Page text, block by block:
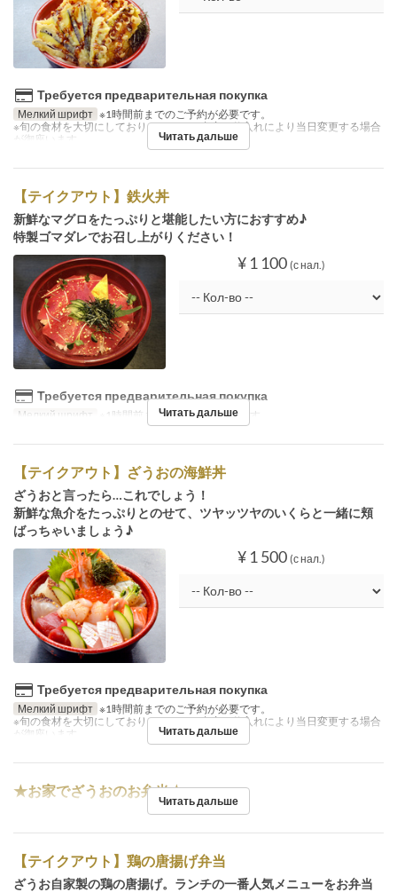
Требуется предварительная покупка
Мелкий шрифт ※1時間前までのご予約が必要です。
※旬の食材を大切にしておりますので、内容は仕入れにより当日変更する場合
が御座います。
Читать дальше
【テイクアウト】鉄火丼
新鮮なマグロをたっぷりと堪能したい方におすすめ♪
特製ゴマダレでお召し上がりください！
¥ 1 100 (с нал.)
Требуется предварительная покупка
Мелкий шрифт ※1時間前までのご予約が必要です。
Читать дальше
【テイクアウト】ざうおの海鮮丼
ざうおと言ったら…これでしょう！
新鮮な魚介をたっぷりとのせて、ツヤッツヤのいくらと一緒に頬
ばっちゃいましょう♪
¥ 1 500 (с нал.)
Требуется предварительная покупка
Мелкий шрифт ※1時間前までのご予約が必要です。
※旬の食材を大切にしておりますので、内容は仕入れにより当日変更する場合
が御座います
Читать дальше
★お家でざうおのお弁当★
Читать дальше
【テイクアウト】鶏の唐揚げ弁当
ざうお自家製の鶏の唐揚げ。ランチの一番人気メニューをお弁当